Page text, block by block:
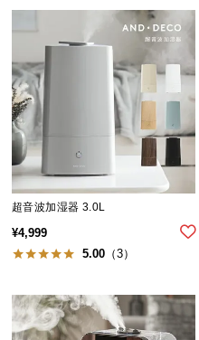
特
集
一
覧
人
気
ア
ラ
ン
超音波加湿器 3.0L
¥4,999
5.00 （3）